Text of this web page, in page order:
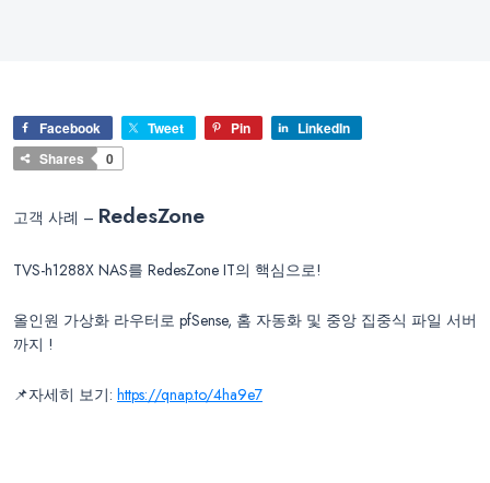
Facebook Tweet Pin
LinkedIn
Shares
0
고객 사례 – RedesZone
TVS-h1288X NAS를 RedesZone IT의 핵심으로!
올인원 가상화 라우터로 pfSense, 홈 자동화 및 중앙 집중식 파일 서버
까지 !
📌자세히 보기: https://qnap.to/4ha9e7